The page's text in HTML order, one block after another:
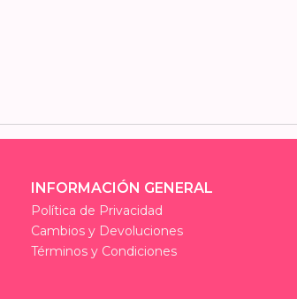
INFORMACIÓN GENERAL
Política de Privacidad
Cambios y Devoluciones
Términos y Condiciones